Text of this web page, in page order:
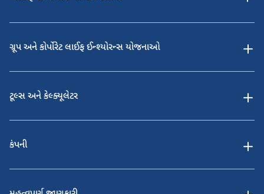
ગ્રૂપ અને કોર્પોરેટ લાઈફ ઈન્શ્યોરન્સ યોજનાઓ
ટૂલ્સ અને કેલ્ક્યૂલેટર
કંપની